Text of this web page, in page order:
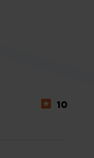
prosimy o
10